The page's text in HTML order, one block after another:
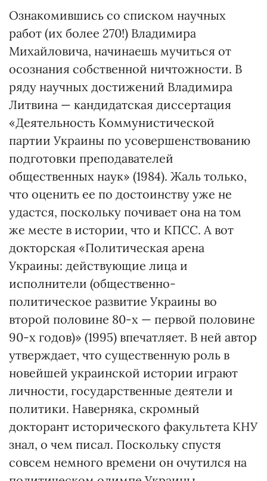
Ознакомившись со списком научных
работ (их более 270!) Владимира
Михайловича, начинаешь мучиться от
осознания собственной ничтожности. В
ряду научных достижений Владимира
Литвина — кандидатская диссертация
«Деятельность Коммунистической
партии Украины по усовершенствованию
подготовки преподавателей
общественных наук» (1984). Жаль только,
что оценить ее по достоинству уже не
удастся, поскольку почивает она на том
же месте в истории, что и КПСС. А вот
докторская «Политическая арена
Украины: действующие лица и
исполнители (общественно-
политическое развитие Украины во
второй половине 80-х — первой половине
90-х годов)» (1995) впечатляет. В ней автор
утверждает, что существенную роль в
новейшей украинской истории играют
личности, государственные деятели и
политики. Наверняка, скромный
докторант исторического факультета КНУ
знал, о чем писал. Поскольку спустя
совсем немного времени он очутился на